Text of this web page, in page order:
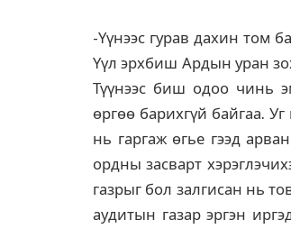
-Үүнээс гурав дахин том
Үүл эрхбиш Ардын уран
Түүнээс биш одоо чинь
өргөө барихгүй байгаа.
нь гаргаж өгье гээд
ордны засварт
газрыг бол залгисан нь
аудитын газар эргэн